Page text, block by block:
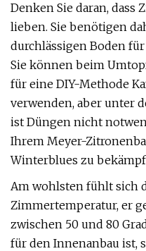
Denken Sie daran, dass
lieben. Sie benötigen
durchlässigen Boden
Sie können beim
für eine DIY-Methode
verwenden, aber unter
ist Düngen nicht
Ihrem Meyer-
Winterblues zu
Am wohlsten fühlt sich
Zimmertemperatur, er
zwischen 50 und 80
für den Innenanbau ist,